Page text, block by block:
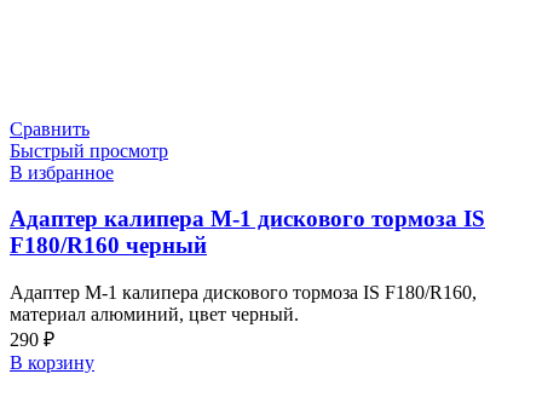
Сравнить
Быстрый просмотр
В избранное
Адаптер калипера M-1 дискового тормоза IS
F180/R160 черный
Адаптер M-1 калипера дискового тормоза IS F180/R160,
материал алюминий, цвет черный.
290 ₽
В корзину